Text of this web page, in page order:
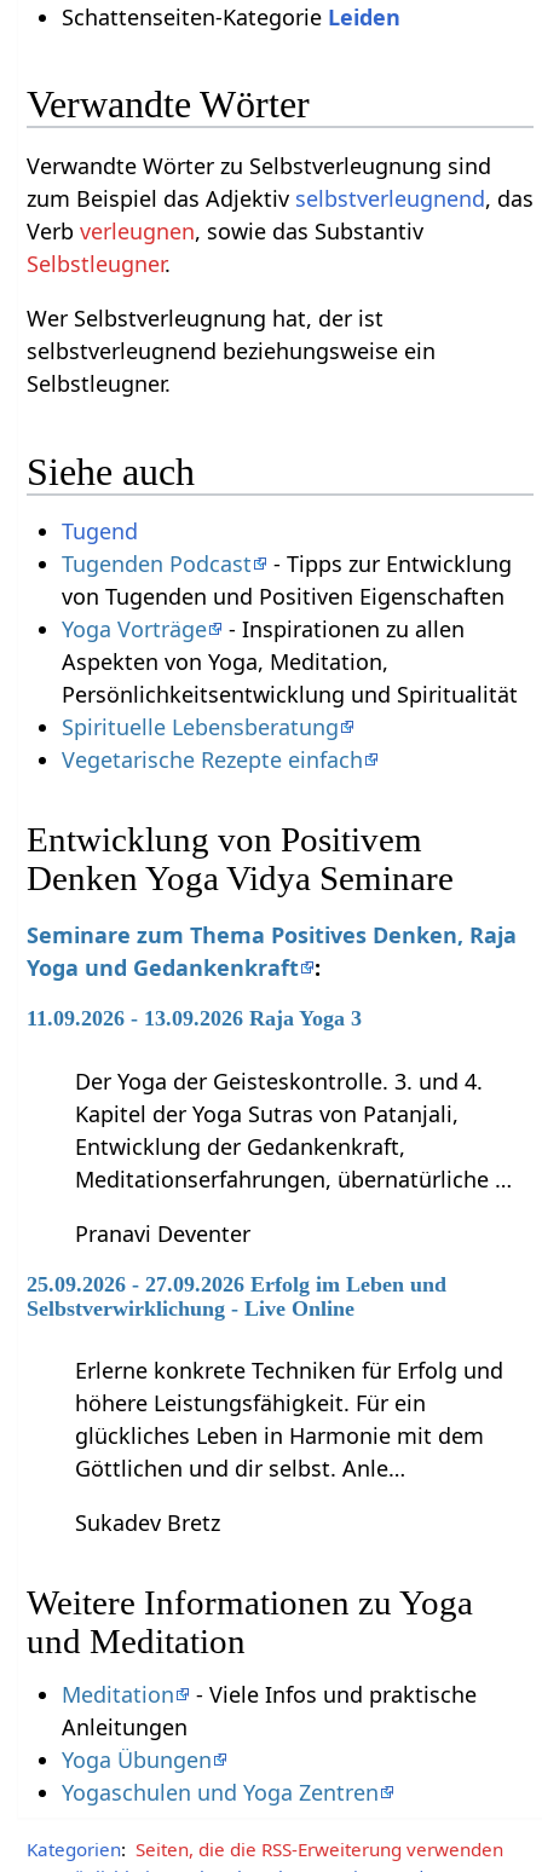
Schattenseiten-Kategorie Leiden
Verwandte Wörter
Verwandte Wörter zu Selbstverleugnung sind
zum Beispiel das Adjektiv selbstverleugnend, das
Verbverleugnen, sowie das Substantiv
Selbstleugner.
Wer Selbstverleugnung hat, der ist
selbstverleugnend beziehungsweise ein
Selbstleugner.
Siehe auch
Tugend
Tugenden Podcast
- Tipps zur Entwicklung
von Tugenden und Positiven Eigenschaften
Yoga Vorträge
- Inspirationen zu allen
Aspekten von Yoga, Meditation,
Persönlichkeitsentwicklung und Spiritualität
Spirituelle Lebensberatung
Vegetarische Rezepte einfach
Entwicklung von Positivem
Denken Yoga Vidya Seminare
Seminare zum Thema Positives Denken, Raja
Yoga und Gedankenkraft :
11.09.2026 - 13.09.2026 Raja Yoga 3
Der Yoga der Geisteskontrolle. 3. und 4.
Kapitel der Yoga Sutras von Patanjali,
Entwicklung der Gedankenkraft,
Meditationserfahrungen, übernatürliche …
Pranavi Deventer
25.09.2026 - 27.09.2026 Erfolg im Leben und
Selbstverwirklichung - Live Online
Erlerne konkrete Techniken für Erfolg und
höhere Leistungsfähigkeit. Für ein
glückliches Leben in Harmonie mit dem
Göttlichen und dir selbst. Anle…
Sukadev Bretz
Weitere Informationen zu Yoga
und Meditation
Meditation
- Viele Infos und praktische
Anleitungen
Yoga Übungen
Yogaschulen und Yoga Zentren
Kategorien: Seiten, die die RSS-Erweiterung verwenden